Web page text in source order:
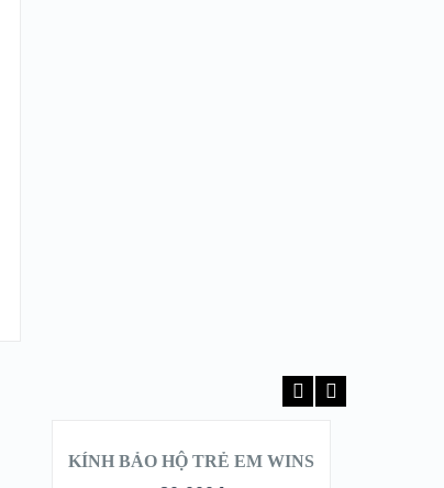
KÍNH BẢO HỘ TRẺ EM WINS